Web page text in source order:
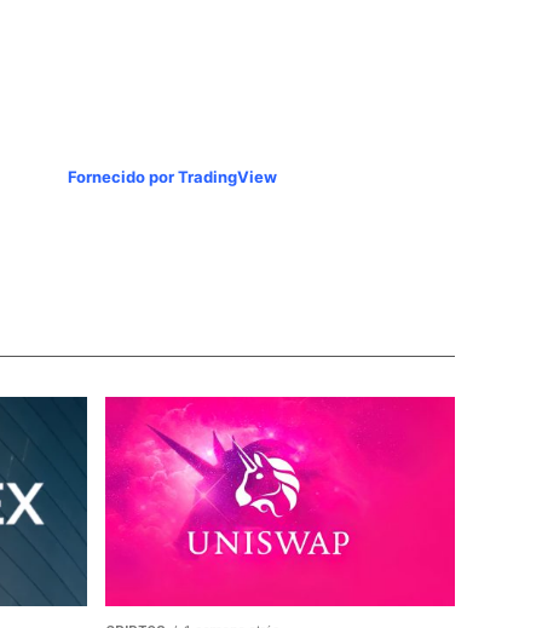
Fornecido por TradingView